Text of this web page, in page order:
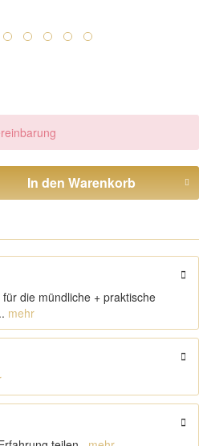
In den Warenkorb
die mündliche + praktische
mehr